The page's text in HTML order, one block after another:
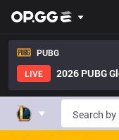
PUBG
LIVE
2026 PUBG